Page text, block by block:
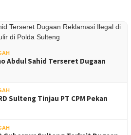
Abdul Sahid Terseret Dugaan
Sulteng Tinjau PT CPM Pekan